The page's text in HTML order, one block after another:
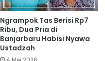
Ngrampok Tas Berisi Rp7
Ribu, Dua Pria di
Banjarbaru Habisi Nyawa
Ustadzah